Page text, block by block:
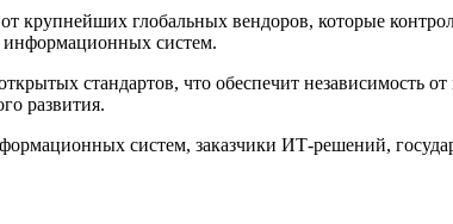
крупнейших глобальных вендоров, которые
информационных систем.
стандартов, что обеспечит независимость
развития.
систем, заказчики ИТ-решений,